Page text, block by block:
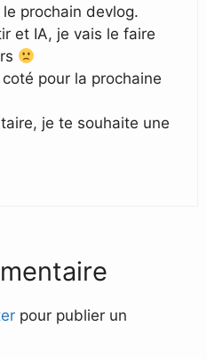
prochain devlog.
et IA, je vais le faire
pour la prochaine
je te souhaite une
pour publier un